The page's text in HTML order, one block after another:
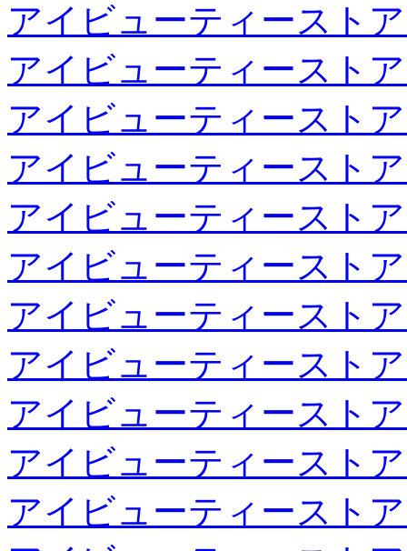
アイビューティースト
アイビューティースト
アイビューティースト
アイビューティースト
アイビューティースト
アイビューティースト
アイビューティースト
アイビューティースト
アイビューティースト
アイビューティースト
アイビューティースト